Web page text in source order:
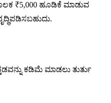
₹5,000 ಹೂಡಿಕೆ ಮಾಡುವ
ಕಡಿಮೆ ಮಾಡಲು ತುರ್ತು